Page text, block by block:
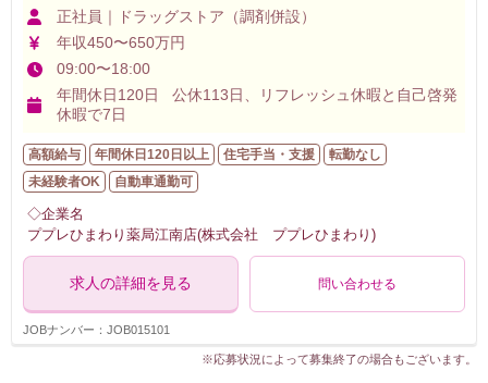
正社員｜ドラッグストア（調剤併設）
年収450〜650万円
09:00〜18:00
年間休日120日 公休113日、リフレッシュ休暇と自己啓発
休暇で7日
高額給与 年間休日120日以上 住宅手当・支援
転勤なし
未経験者OK
自動車通勤可
◇企業名
ププレひまわり薬局江南店(株式会社 ププレひまわり)
求人の詳細を見る 問い合わせる
JOBナンバー：JOB015101
※応募状況によって募集終了の場合もございます。